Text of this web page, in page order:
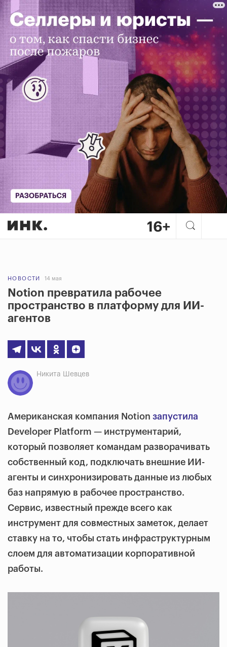
НОВОСТИ 14 мая
Notion превратила рабочее
пространство в платформу для ИИ-
агентов
Никита Шевцев
Американская компания Notion запустила
Developer Platform — инструментарий,
который позволяет командам разворачивать
собственный код, подключать внешние ИИ-
агенты и синхронизировать данные из любых
баз напрямую в рабочее пространство.
Сервис, известный прежде всего как
инструмент для совместных заметок, делает
ставку на то, чтобы стать инфраструктурным
слоем для автоматизации корпоративной
работы.